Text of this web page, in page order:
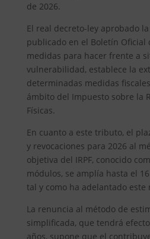
de 2026.
El real decreto-ley aprobado
publicado en el Boletín Oficial
medidas para hacer frente a
vulnerabilidad, establece la
determinadas medidas
ámbito del Impuesto sobre la
Físicas.
En cuanto a este tributo, el
y revocaciones para 2026 al
objetiva del IRPF, conocido
módulos, se amplía hasta el
tal y como ha adelantado este
La renuncia al método de
simplificada, que tendrá
años, supone que el